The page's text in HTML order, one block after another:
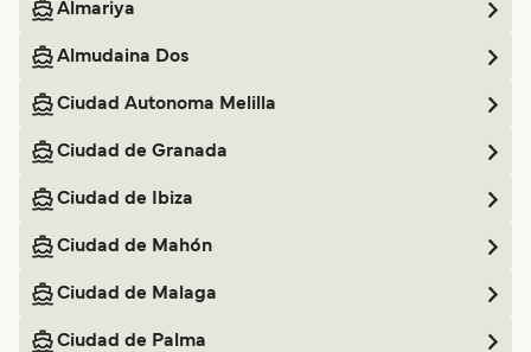
Almariya
Almudaina Dos
Ciudad Autonoma Melilla
Ciudad de Granada
Ciudad de Ibiza
Ciudad de Mahón
Ciudad de Malaga
Ciudad de Palma